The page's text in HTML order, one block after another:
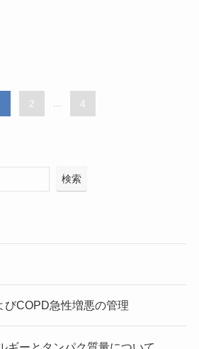
2 ... 4
検索
びCOPD急性増悪の管理